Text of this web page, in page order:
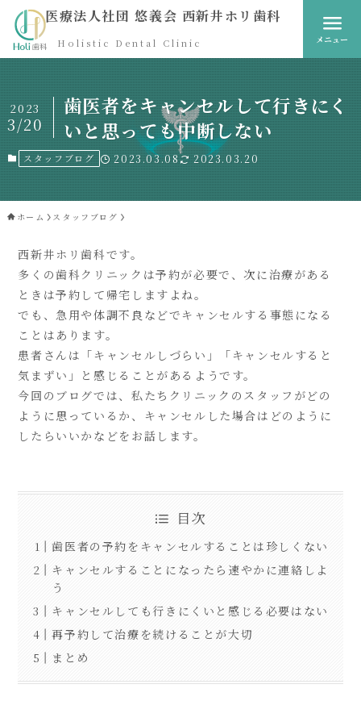
医療法人社団 悠義会 西新井ホリ歯科
Holistic Dental Clinic メニュー
歯医者をキャンセルして行きにく
いと思っても中断しない
2023
3/20
スタッフブログ 2023.03.08 2023.03.20
ホーム スタッフブログ
西新井ホリ歯科です。
多くの歯科クリニックは予約が必要で、次に治療がある
ときは予約して帰宅しますよね。
でも、急用や体調不良などでキャンセルする事態になる
ことはあります。
患者さんは「キャンセルしづらい」「キャンセルすると
気まずい」と感じることがあるようです。
今回のブログでは、私たちクリニックのスタッフがどの
ように思っているか、キャンセルした場合はどのように
したらいいかなどをお話します。
目次
歯医者の予約をキャンセルすることは珍しくない
キャンセルすることになったら速やかに連絡しよ
う
キャンセルしても行きにくいと感じる必要はない
再予約して治療を続けることが大切
まとめ